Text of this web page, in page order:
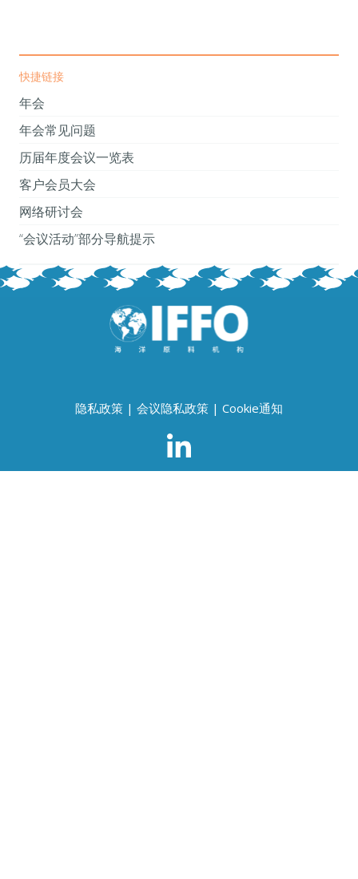
快捷链接
年会
年会常见问题
历届年度会议一览表
客户会员大会
网络研讨会
“会议活动”部分导航提示
隐私政策 | 会议隐私政策 | Cookie通知